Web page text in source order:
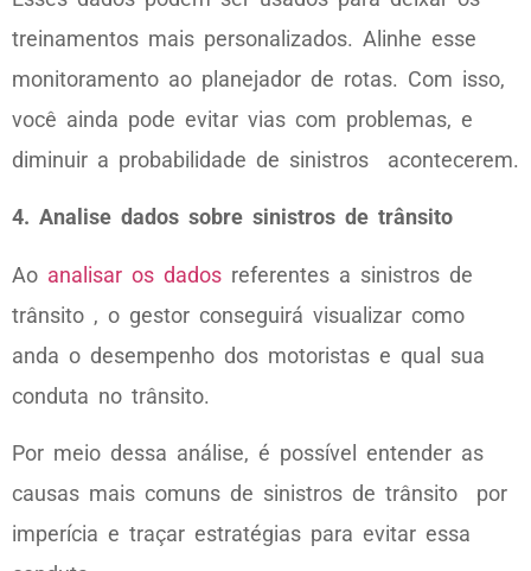
treinamentos mais personalizados. Alinhe esse
monitoramento ao planejador de rotas. Com isso,
você ainda pode evitar vias com problemas, e
diminuir a probabilidade de sinistros acontecerem.
4. Analise dados sobre sinistros de trânsito
Ao analisar os dados referentes a sinistros de
trânsito , o gestor conseguirá visualizar como
anda o desempenho dos motoristas e qual sua
conduta no trânsito.
Por meio dessa análise, é possível entender as
causas mais comuns de sinistros de trânsito por
imperícia e traçar estratégias para evitar essa